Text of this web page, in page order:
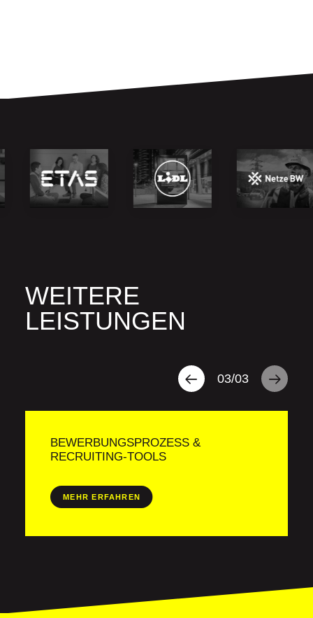
WEITERE
LEISTUNGEN
03/03
BEWERBUNGSPROZESS &
RECRUITING-TOOLS
MEHR ERFAHREN